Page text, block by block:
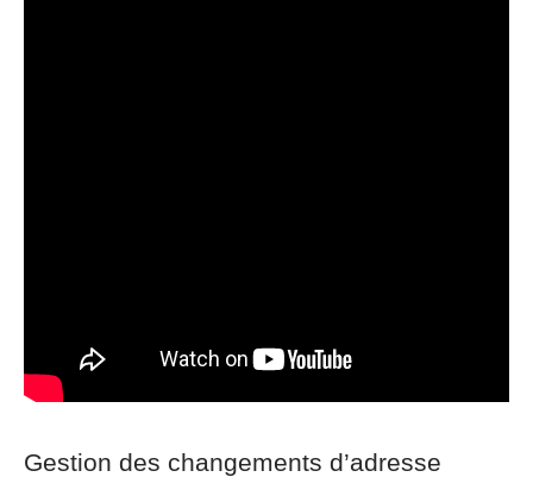
Gestion des changements d’adresse